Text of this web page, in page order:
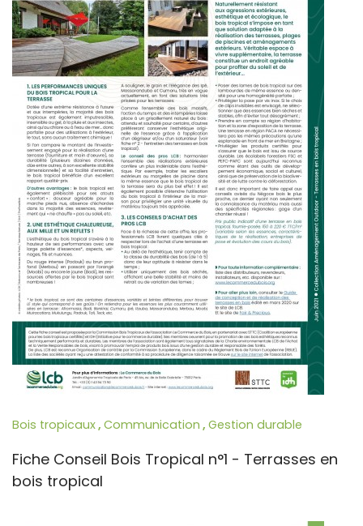
Bois tropicaux, Communication , Gestion durable
Fiche Conseil Bois Tropical n°1 - Terrasses en
bois tropical